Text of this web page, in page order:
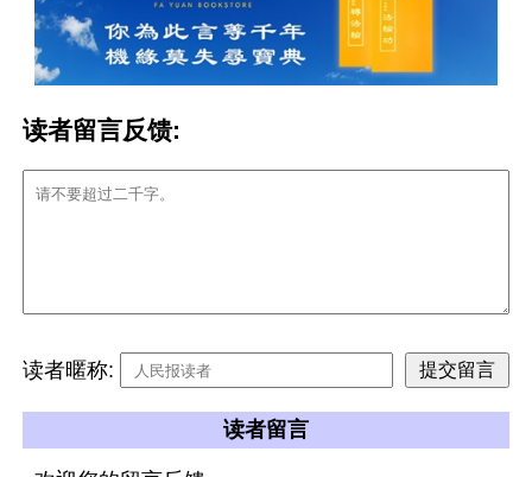
读者留言反馈:
读者暱称:
读者留言